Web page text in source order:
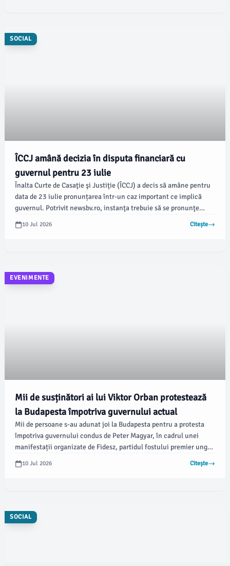
SOCIAL
ÎCCJ amână decizia în disputa financiară cu
guvernul pentru 23 iulie
Înalta Curte de Casaţie şi Justiţie (ÎCCJ) a decis să amâne pentru
data de 23 iulie pronunțarea într-un caz important ce implică
guvernul. Potrivit newsbv.ro, instanţa trebuie să se pronunţe
asupra recursului pe care Executivul l-a depus în legătură cu
restanţele salariale semnificative revendicate de magistraţi.
10 Jul 2026 Citește
EVENIMENTE
Mii de susținători ai lui Viktor Orban protestează
la Budapesta împotriva guvernului actual
Mii de persoane s-au adunat joi la Budapesta pentru a protesta
împotriva guvernului condus de Peter Magyar, în cadrul unei
manifestații organizate de Fidesz, partidul fostului premier ungar,
Viktor Orban. Conform agenției de știri EFE, protestatarii au ieșit
pe străzi sub sloganul „Opriţi tirania” și au exprimat îngrijorări
10 Jul 2026 Citește
SOCIAL